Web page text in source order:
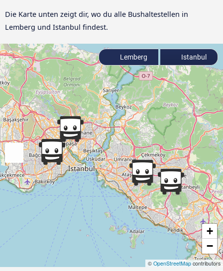
Die Karte unten zeigt dir, wo du alle Bushaltestellen in
Lemberg und Istanbul findest.
+
−
© OpenStreetMap contributors
Lemberg Istanbul